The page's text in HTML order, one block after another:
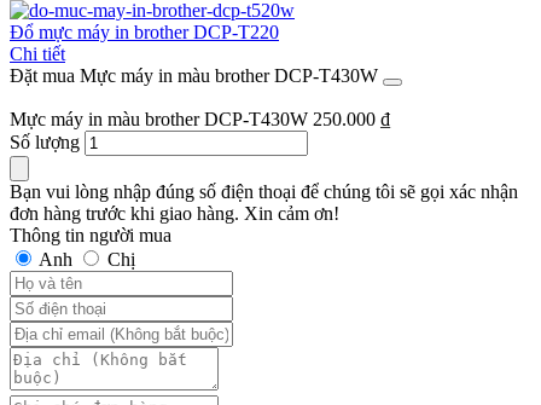
Đổ mực máy in brother DCP-T220
Chi tiết
Đặt mua Mực máy in màu brother DCP-T430W
Mực máy in màu brother DCP-T430W 250.000 ₫
Số lượng
Bạn vui lòng nhập đúng số điện thoại để chúng tôi sẽ gọi xác nhận
đơn hàng trước khi giao hàng. Xin cảm ơn!
Thông tin người mua
Anh
Chị